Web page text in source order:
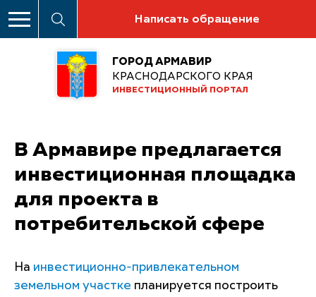
Написать обращение
ГОРОД АРМАВИР
КРАСНОДАРСКОГО КРАЯ
ИНВЕСТИЦИОННЫЙ ПОРТАЛ
В Армавире предлагается
инвестиционная площадка
для проекта в
потребительской сфере
На инвестиционно-привлекательном
земельном участке планируется построить